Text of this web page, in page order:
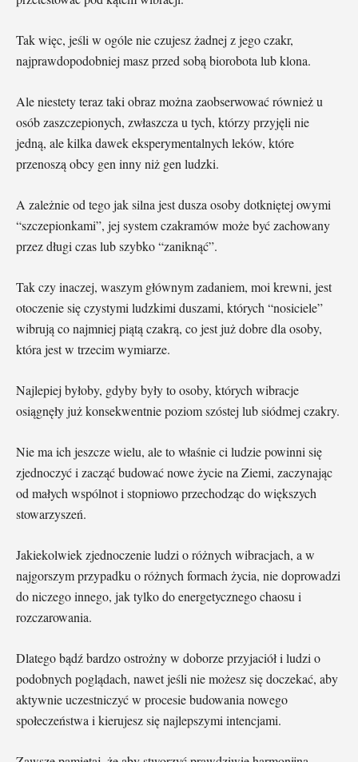
Tak więc, jeśli w ogóle nie czujesz żadnej z jego czakr,
najprawdopodobniej masz przed sobą biorobota lub klona.
Ale niestety teraz taki obraz można zaobserwować również u
osób zaszczepionych, zwłaszcza u tych, którzy przyjęli nie
jedną, ale kilka dawek eksperymentalnych leków, które
przenoszą obcy gen inny niż gen ludzki.
A zależnie od tego jak silna jest dusza osoby dotkniętej owymi
“szczepionkami”, jej system czakramów może być zachowany
przez długi czas lub szybko “zaniknąć”.
Tak czy inaczej, waszym głównym zadaniem, moi krewni, jest
otoczenie się czystymi ludzkimi duszami, których “nosiciele”
wibrują co najmniej piątą czakrą, co jest już dobre dla osoby,
która jest w trzecim wymiarze.
Najlepiej byłoby, gdyby były to osoby, których wibracje
osiągnęły już konsekwentnie poziom szóstej lub siódmej czakry.
Nie ma ich jeszcze wielu, ale to właśnie ci ludzie powinni się
zjednoczyć i zacząć budować nowe życie na Ziemi, zaczynając
od małych wspólnot i stopniowo przechodząc do większych
stowarzyszeń.
Jakiekolwiek zjednoczenie ludzi o różnych wibracjach, a w
najgorszym przypadku o różnych formach życia, nie doprowadzi
do niczego innego, jak tylko do energetycznego chaosu i
rozczarowania.
Dlatego bądź bardzo ostrożny w doborze przyjaciół i ludzi o
podobnych poglądach, nawet jeśli nie możesz się doczekać, aby
aktywnie uczestniczyć w procesie budowania nowego
społeczeństwa i kierujesz się najlepszymi intencjami.